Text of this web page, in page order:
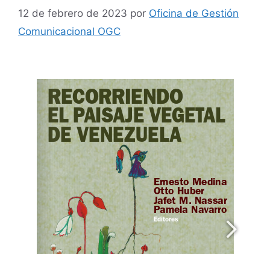
12 de febrero de 2023 por Oficina de Gestión
Comunicacional OGC